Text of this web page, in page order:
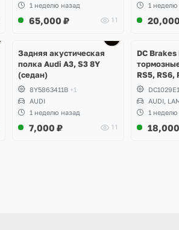
1 неделю назад
65,000 ₽ 11
1 неделю
20,000
Задняя акустическая
полка Audi A3, S3 8Y
(седан)
8Y5863411B +1
AUDI
1 неделю назад
7,000 ₽ 11
DC
RS5, RS6,
8V
AUDI,
1 неделю
18,000